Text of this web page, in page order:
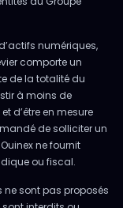
numériques,
comporte un
de la totalité du
à moins de
d’être en mesure
de solliciter un
ne fournit
ou fiscal.
ne sont pas proposés